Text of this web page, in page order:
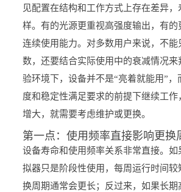
见配置在结构和工作方式上存在差异
样。有的光源更重视高强度输出，有的
连续使用能力。对多数用户来说，不能
数，还要结合实际使用中的衰减情况来
验环境下，设备并不是“亮着就能用”，
度和稳定性满足要求的前提下继续工作
增大，就需要考虑维护或更换。
第一点：使用频率直接影响更换
设备寿命和使用频率关系非常直接。如
拟器只是阶段性使用，每周运行时间较
换周期通常会更长；反过来，如果长期